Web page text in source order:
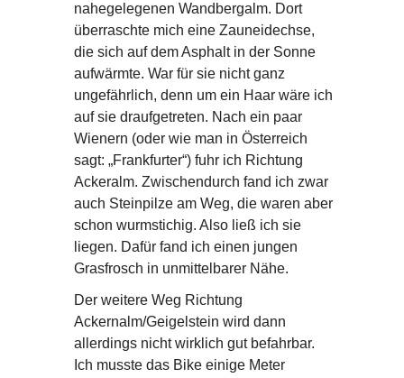
nahegelegenen Wandbergalm. Dort
überraschte mich eine Zauneidechse,
die sich auf dem Asphalt in der Sonne
aufwärmte. War für sie nicht ganz
ungefährlich, denn um ein Haar wäre ich
auf sie draufgetreten. Nach ein paar
Wienern (oder wie man in Österreich
sagt: „Frankfurter“) fuhr ich Richtung
Ackeralm. Zwischendurch fand ich zwar
auch Steinpilze am Weg, die waren aber
schon wurmstichig. Also ließ ich sie
liegen. Dafür fand ich einen jungen
Grasfrosch in unmittelbarer Nähe.
Der weitere Weg Richtung
Ackernalm/Geigelstein wird dann
allerdings nicht wirklich gut befahrbar.
Ich musste das Bike einige Meter